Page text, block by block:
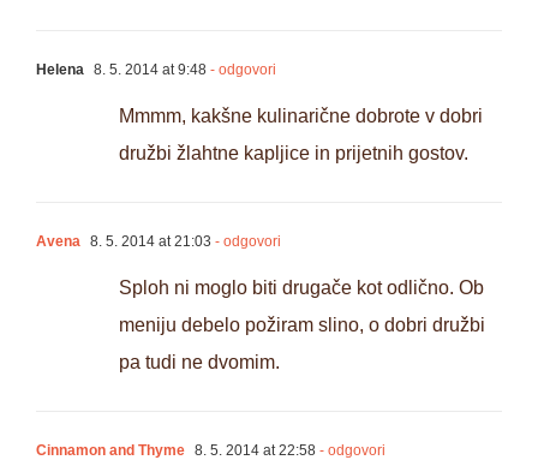
Helena 8. 5. 2014 at 9:48 - odgovori
Mmmm, kakšne kulinarične dobrote v dobri
družbi žlahtne kapljice in prijetnih gostov.
Avena 8. 5. 2014 at 21:03 - odgovori
Sploh ni moglo biti drugače kot odlično. Ob
meniju debelo požiram slino, o dobri družbi
pa tudi ne dvomim.
Cinnamon and Thyme 8. 5. 2014 at 22:58 - odgovori